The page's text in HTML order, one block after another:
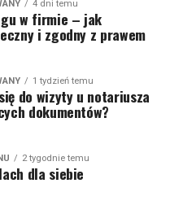
4 dni temu
w firmie – jak
i zgodny z prawem
1 tydzień temu
do wizyty u notariusza
dokumentów?
2 tygodnie temu
dla siebie